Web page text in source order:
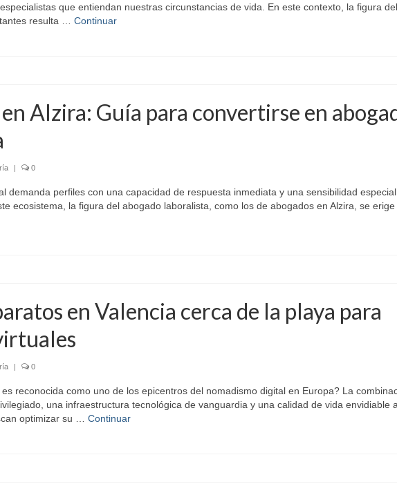
que entiendan nuestras circunstancias de vida. En este contexto, la figura
resulta … Continuar
Alzira: Guía para convertirse en
| 0
demanda perfiles con una capacidad de respuesta inmediata y una sensibilidad
ecosistema, la figura del abogado laboralista, como los de abogados en Alzira, se
en Valencia cerca de la playa para
| 0
reconocida como uno de los epicentros del nomadismo digital en Europa? La
una infraestructura tecnológica de vanguardia y una calidad de vida envidiable
optimizar su … Continuar